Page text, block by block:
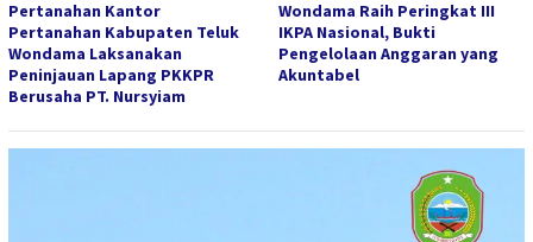
Pertanahan Kantor
Pertanahan Kabupaten Teluk
Wondama Laksanakan
Peninjauan Lapang PKKPR
Berusaha PT. Nursyiam
Wondama Raih Peringkat III
IKPA Nasional, Bukti
Pengelolaan Anggaran yang
Akuntabel